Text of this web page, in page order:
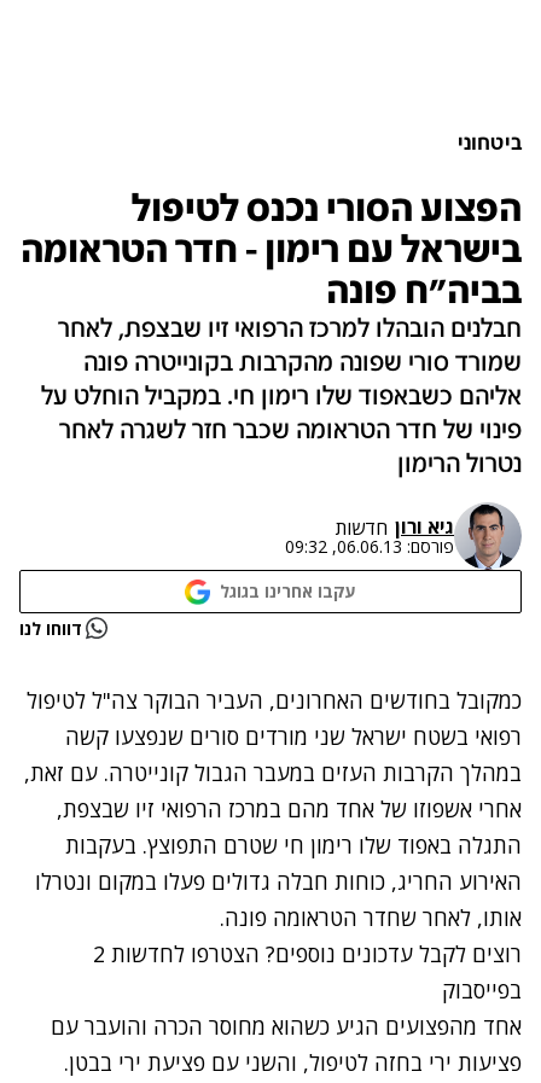
ביטחוני
הפצוע הסורי נכנס לטיפול
בישראל עם רימון - חדר הטראומה
בביה"ח פונה
חבלנים הובהלו למרכז הרפואי זיו שבצפת, לאחר
שמורד סורי שפונה מהקרבות בקונייטרה פונה
אליהם כשבאפוד שלו רימון חי. במקביל הוחלט על
פינוי של חדר הטראומה שכבר חזר לשגרה לאחר
נטרול הרימון
גיא ורון חדשות
פורסם: 06.06.13, 09:32
עקבו אחרינו בגוגל
נתקלנו בבעיה דווחו לנו
כמקובל בחודשים האחרונים, העביר הבוקר צה"ל לטיפול
רפואי בשטח ישראל שני מורדים סורים שנפצעו קשה
במהלך הקרבות העזים במעבר הגבול קונייטרה. עם זאת,
אחרי אשפוזו של אחד מהם במרכז הרפואי זיו שבצפת,
התגלה באפוד שלו רימון חי שטרם התפוצץ. בעקבות
האירוע החריג, כוחות חבלה גדולים פעלו במקום ונטרלו
אותו, לאחר שחדר הטראומה פונה.
רוצים לקבל עדכונים נוספים? הצטרפו לחדשות 2
בפייסבוק
אחד מהפצועים הגיע כשהוא מחוסר הכרה והועבר עם
פציעות ירי בחזה לטיפול, והשני עם פציעת ירי בבטן.